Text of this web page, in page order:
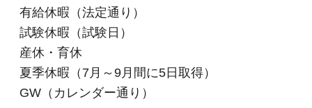
有給休暇（法定通り）
試験休暇（試験日）
産休・育休
夏季休暇（7月～9月間に5日取得）
GW（カレンダー通り）